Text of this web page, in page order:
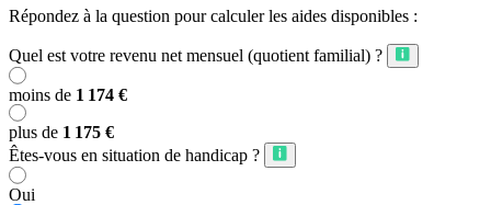
Répondez à la question pour calculer les aides disponibles :
Quel est votre revenu net mensuel (quotient familial) ?
moins de 1 174 €
plus de 1 175 €
Êtes-vous en situation de handicap ?
Oui